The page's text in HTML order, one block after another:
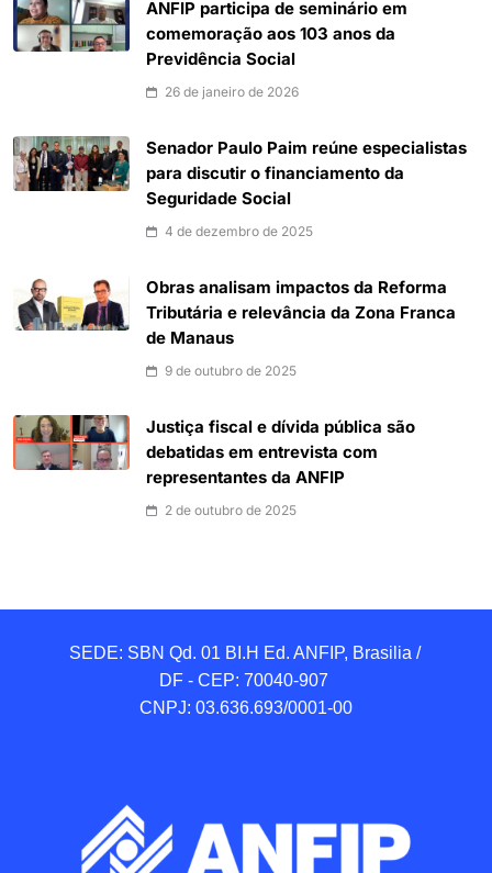
ANFIP participa de seminário em
comemoração aos 103 anos da
Previdência Social
26 de janeiro de 2026
Senador Paulo Paim reúne especialistas
para discutir o financiamento da
Seguridade Social
4 de dezembro de 2025
Obras analisam impactos da Reforma
Tributária e relevância da Zona Franca
de Manaus
9 de outubro de 2025
Justiça fiscal e dívida pública são
debatidas em entrevista com
representantes da ANFIP
2 de outubro de 2025
SEDE: SBN Qd. 01 BI.H Ed. ANFIP, Brasilia /
DF - CEP: 70040-907
CNPJ: 03.636.693/0001-00